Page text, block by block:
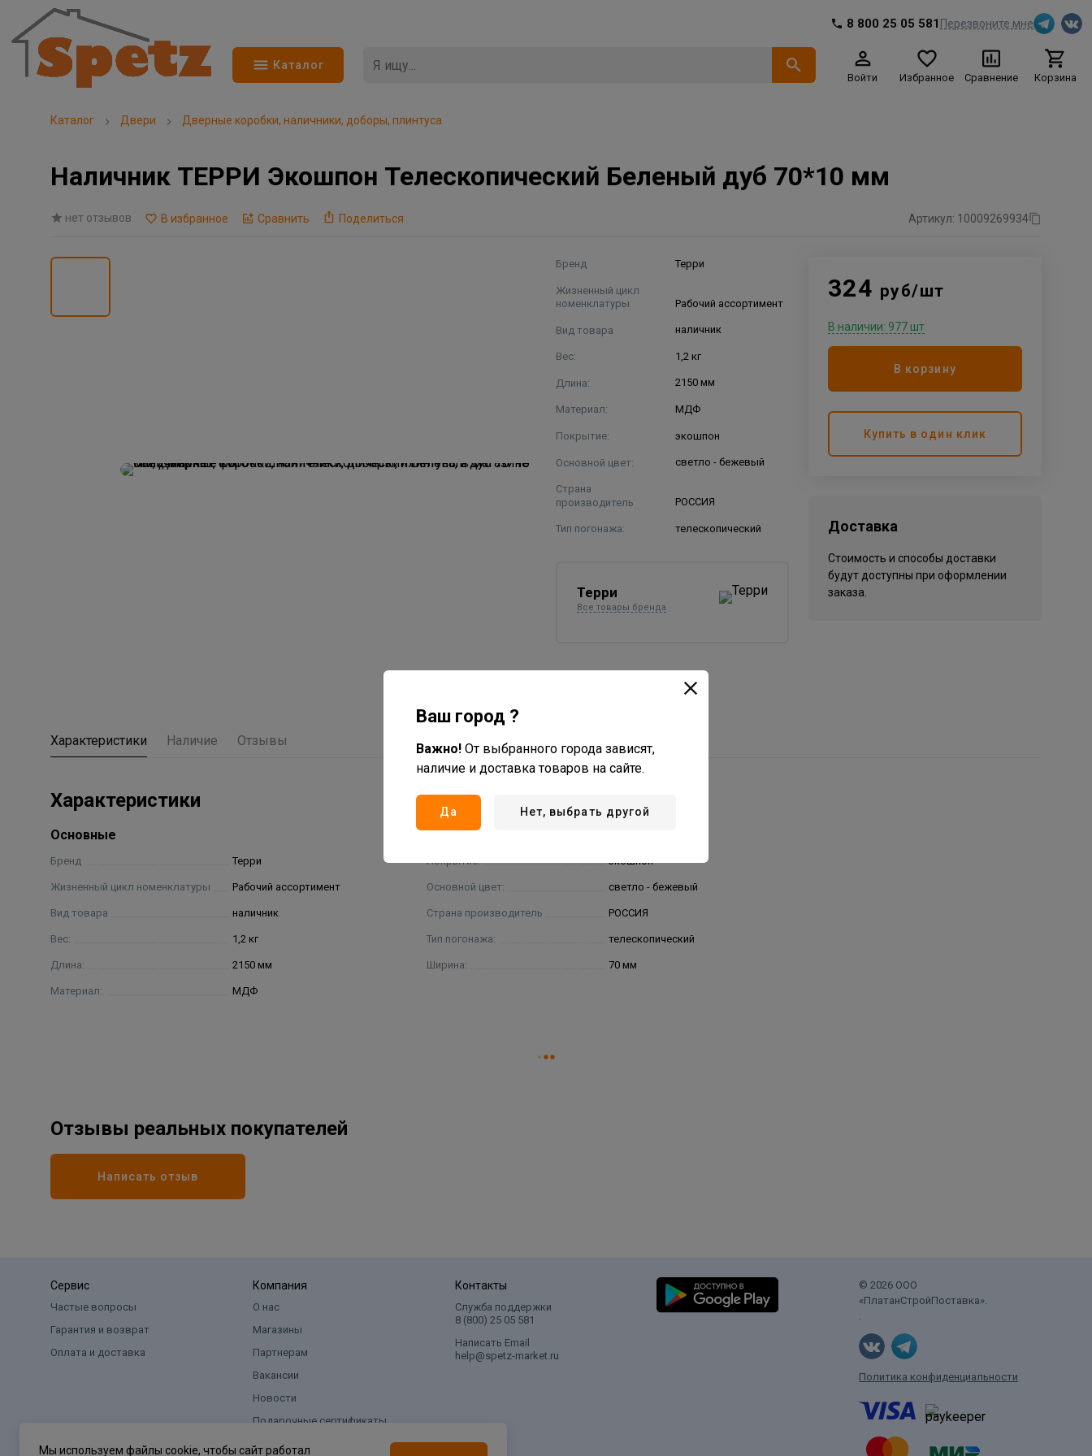
8 800 25 05 581 Перезвоните мне
Каталог
Войти Избранное Сравнение Корзина
Каталог Двери Дверные коробки, наличники, доборы, плинтуса
Наличник ТЕРРИ Экошпон Телескопический Беленый дуб 70*10 мм
нет отзывов В избранное Сравнить Поделиться Артикул: 10009269934
Бренд Терри
Жизненный цикл
номенклатуры
Рабочий ассортимент
Вид товара наличник
Вес: 1,2 кг
Длина: 2150 мм
Материал: МДФ
Покрытие: экошпон
Основной цвет: светло - бежевый
Страна
производитель
РОССИЯ
Тип погонажа: телескопический
Терри
Все товары бренда
324 руб/шт
В наличии: 977 шт
В корзину
Купить в один клик
Доставка
Стоимость и способы доставки
будут доступны при оформлении
заказа.
Характеристики Наличие Отзывы
Характеристики
Основные
Бренд Терри
Жизненный цикл номенклатуры Рабочий ассортимент
Вид товара наличник
Вес: 1,2 кг
Длина: 2150 мм
Материал: МДФ
Покрытие: экошпон
Основной цвет: светло - бежевый
Страна производитель РОССИЯ
Тип погонажа: телескопический
Ширина: 70 мм
Отзывы реальных покупателей
Написать отзыв
Сервис
Частые вопросы
Гарантия и возврат
Оплата и доставка
Компания
О нас
Магазины
Партнерам
Вакансии
Новости
Подарочные сертификаты
Контакты
Служба поддержки
8 (800) 25 05 581
Написать Email
help@spetz-market.ru
© 2026 ООО
«ПлатанСтройПоставка».
.
Политика конфиденциальности
Ваш город ?
Важно! От выбранного города зависят,
наличие и доставка товаров на сайте.
Да Нет, выбрать другой
Мы используем файлы cookie, чтобы сайт работал